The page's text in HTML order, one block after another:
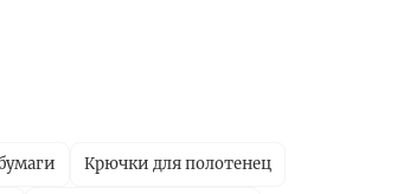
Крючки для полотенец